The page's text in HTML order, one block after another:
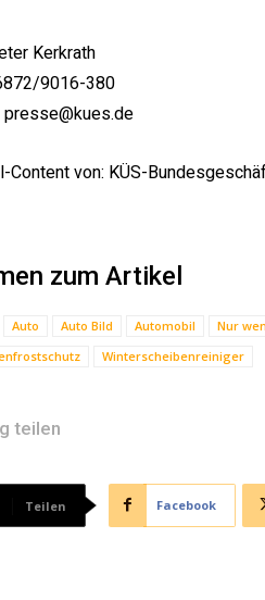
Kerkrath
9016-380
presse@kues.de
Content von: KÜS-
zum Artikel
Auto Auto Bild Automobil Nur
Winterscheibenreiniger
teilen
Teilen Facebook